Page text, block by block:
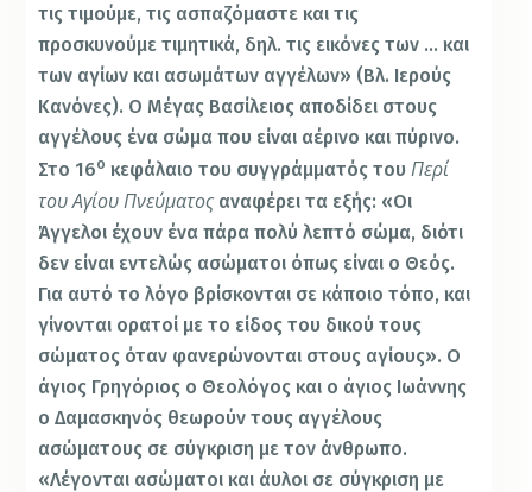
τις τιμούμε, τις ασπαζόμαστε και τις
προσκυνούμε τιμητικά, δηλ. τις εικόνες των … και
των αγίων και ασωμάτων αγγέλων» (Βλ. Ιερούς
Κανόνες). Ο Μέγας Βασίλειος αποδίδει στους
αγγέλους ένα σώμα που είναι αέρινο και πύρινο.
Στο 16ο κεφάλαιο του συγγράμματός τουΠερί
του Αγίου Πνεύματοςαναφέρει τα εξής: «Οι
Άγγελοι έχουν ένα πάρα πολύ λεπτό σώμα, διότι
δεν είναι εντελώς ασώματοι όπως είναι ο Θεός.
Για αυτό το λόγο βρίσκονται σε κάποιο τόπο, και
γίνονται ορατοί με το είδος του δικού τους
σώματος όταν φανερώνονται στους αγίους». Ο
άγιος Γρηγόριος ο Θεολόγος και ο άγιος Ιωάννης
ο Δαμασκηνός θεωρούν τους αγγέλους
ασώματους σε σύγκριση με τον άνθρωπο.
«Λέγονται ασώματοι και άυλοι σε σύγκριση με